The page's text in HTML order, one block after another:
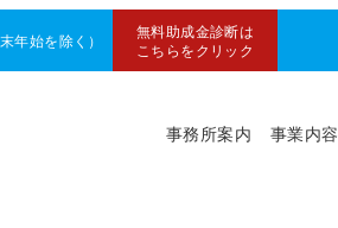
年始を除く）
無料助成金診断は
こちらをクリック
事務所案内 事業内容